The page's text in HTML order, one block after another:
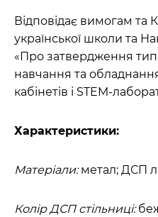
Відповідає вимогам та
української школи та
«Про затвердження
навчання та
кабінетів і STEM-
Характеристики:
Матеріали:метал; ДСП
Колір ДСП стільниці: